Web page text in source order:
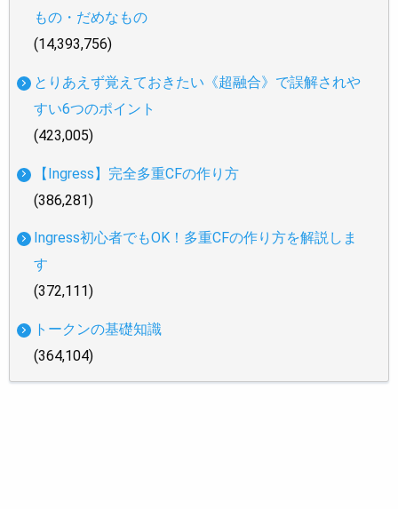
もの・だめなもの
(14,393,756)
とりあえず覚えておきたい《超融合》で誤解されや
すい6つのポイント
(423,005)
【Ingress】完全多重CFの作り方
(386,281)
Ingress初心者でもOK！多重CFの作り方を解説しま
す
(372,111)
トークンの基礎知識
(364,104)